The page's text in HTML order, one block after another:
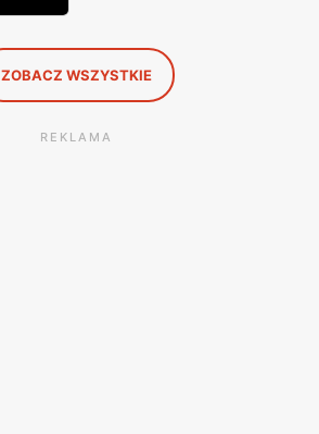
ZOBACZ WSZYSTKIE
REKLAMA